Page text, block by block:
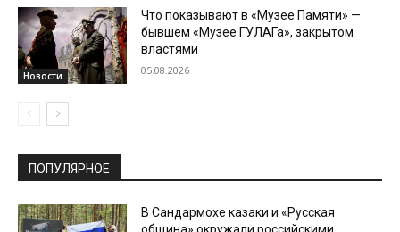
Новости
Что показывают в «Музее Памяти» —
бывшем «Музее ГУЛАГа», закрытом
властями
05.08.2026
ПОПУЛЯРНОЕ
В Сандармохе казаки и «Русская
община» окружали российскими